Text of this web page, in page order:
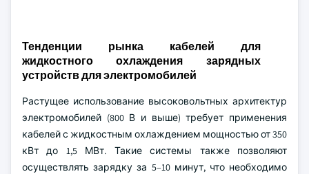
Тенденции рынка кабелей для
жидкостного охлаждения зарядных
устройств для электромобилей
Растущее использование высоковольтных архитектур
электромобилей (800 В и выше) требует применения
кабелей с жидкостным охлаждением мощностью от 350
кВт до 1,5 МВт. Такие системы также позволяют
осуществлять зарядку за 5–10 минут, что необходимо